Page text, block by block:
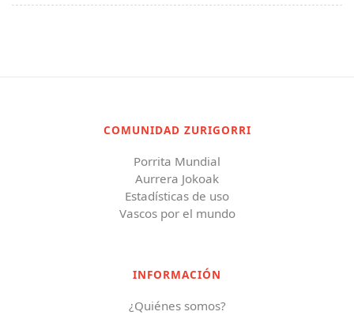
COMUNIDAD ZURIGORRI
Porrita Mundial
Aurrera Jokoak
Estadísticas de uso
Vascos por el mundo
INFORMACIÓN
¿Quiénes somos?